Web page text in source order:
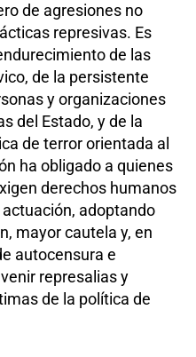
de agresiones no
represivas. Es
de las
de la persistente
y organizaciones
del Estado, y de la
de terror orientada al
ha obligado a quienes
derechos humanos
adoptando
mayor cautela y, en
autocensura e
represalias y
de la política de